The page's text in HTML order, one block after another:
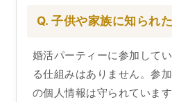
Q. 子供や家族に知られ
婚活パーティーに参加して
る仕組みはありません。参
の個人情報は守られていま